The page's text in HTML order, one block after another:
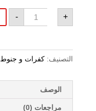
-
كمية
جنوط
ترقي
+
التصنيف: كفرات و جنوط
الوصف
مراجعات (0)